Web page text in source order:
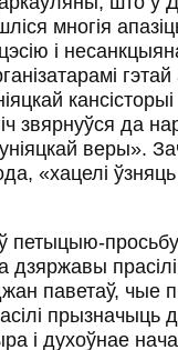
многія
і
гэтай
кансісторыі
звярнуўся да
веры».
«хацелі
петыцыю-
дзяржавы
паветаў, чые
прызначыць
і духоўнае